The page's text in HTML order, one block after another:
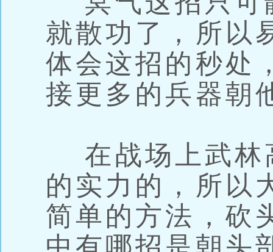
就散功了，所以
体会这招的秒处
接更多的兵器朝
在战场上武林
的实力的，所以
简单的方法，砍